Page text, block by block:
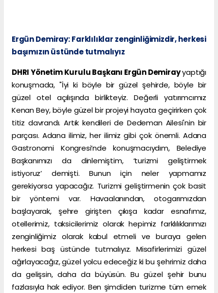
Ergün Demiray: Farklılıklar zenginliğimizdir, herkesi
başımızın üstünde tutmalıyız
DHRI Yönetim Kurulu Başkanı Ergün Demirayyaptığı
konuşmada, "İyi ki böyle bir güzel şehirde, böyle bir
güzel otel açılışında birlikteyiz. Değerli yatırımcımız
Kenan Bey, böyle güzel bir projeyi hayata geçirirken çok
titiz davrandı. Artık kendileri de Dedeman Ailesi'nin bir
parçası. Adana ilimiz, her ilimiz gibi çok önemli. Adana
Gastronomi Kongresi’nde konuşmacıydım, Belediye
Başkanımızı da dinlemiştim, ‘turizmi geliştirmek
istiyoruz’ demişti. Bunun için neler yapmamız
gerekiyorsa yapacağız. Turizmi geliştirmenin çok basit
bir yöntemi var. Havaalanından, otogarımızdan
başlayarak, şehre girişten çıkışa kadar esnafımız,
otellerimiz, taksicilerimiz olarak hepimiz farklılıklarımızı
zenginliğimiz olarak kabul etmeli ve buraya gelen
herkesi baş üstünde tutmalıyız. Misafirlerimizi güzel
ağırlayacağız, güzel yolcu edeceğiz ki bu şehrimiz daha
da gelişsin, daha da büyüsün. Bu güzel şehir bunu
fazlasıyla hak ediyor. Ben şimdiden turizme tüm emek